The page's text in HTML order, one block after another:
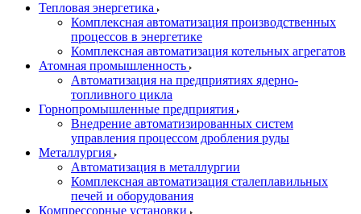
Тепловая энергетика
Комплексная автоматизация производственных
процессов в энергетике
Комплексная автоматизация котельных агрегатов
Атомная промышленность
Автоматизация на предприятиях ядерно-
топливного цикла
Горнопромышленные предприятия
Внедрение автоматизированных систем
управления процессом дробления руды
Металлургия
Автоматизация в металлургии
Комплексная автоматизация сталеплавильных
печей и оборудования
Компрессорные установки